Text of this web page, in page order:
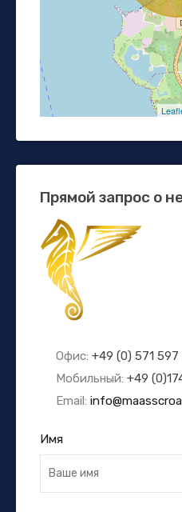
Прямой запрос о
Офис: +49 (0) 571 597
Мобильный: +49
Email:
Имя